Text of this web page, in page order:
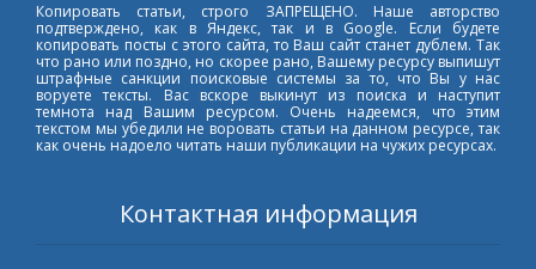
Копировать статьи, строго ЗАПРЕЩЕНО. Наше авторство
подтверждено, как в Яндекс, так и в Google. Если будете
копировать посты с этого сайта, то Ваш сайт станет дублем. Так
что рано или поздно, но скорее рано, Вашему ресурсу выпишут
штрафные санкции поисковые системы за то, что Вы у нас
воруете тексты. Вас вскоре выкинут из поиска и наступит
темнота над Вашим ресурсом. Очень надеемся, что этим
текстом мы убедили не воровать статьи на данном ресурсе, так
как очень надоело читать наши публикации на чужих ресурсах.
Контактная информация